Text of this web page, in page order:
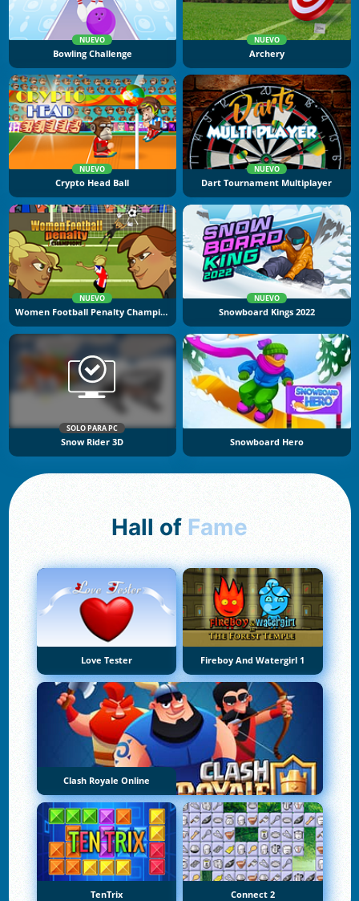
NUEVO
Bowling Challenge
NUEVO
Archery
NUEVO
Crypto Head Ball
NUEVO
Dart Tournament Multiplayer
NUEVO
Women Football Penalty Champions
NUEVO
Snowboard Kings 2022
SOLO PARA PC
Snow Rider 3D Snowboard Hero
Hall of Fame
Love Tester Fireboy And Watergirl 1
Clash Royale Online
TenTrix Connect 2